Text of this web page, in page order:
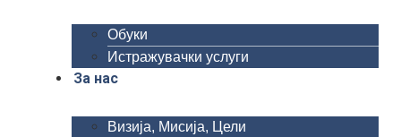
Обуки
Истражувачки услуги
За нас
Визија, Мисија, Цели